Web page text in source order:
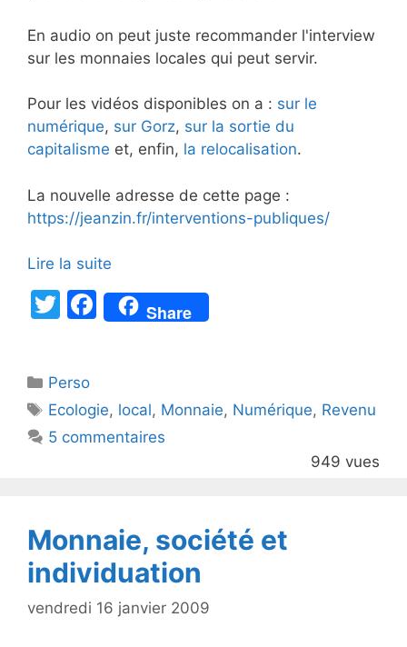
En audio on peut juste recommander l'interview
sur les monnaies locales qui peut servir.
Pour les vidéos disponibles on a : sur le
numérique, sur Gorz, sur la sortie du
capitalisme et, enfin, la relocalisation.
La nouvelle adresse de cette page :
https://jeanzin.fr/interventions-publiques/
Lire la suite
T
er
F
a
b
o
Share
Catégories
Perso
Étiquettes
Ecologie, local, Monnaie, Numérique, Revenu
5 commentaires
949 vues
Monnaie, société et
individuation
vendredi 16 janvier 2009